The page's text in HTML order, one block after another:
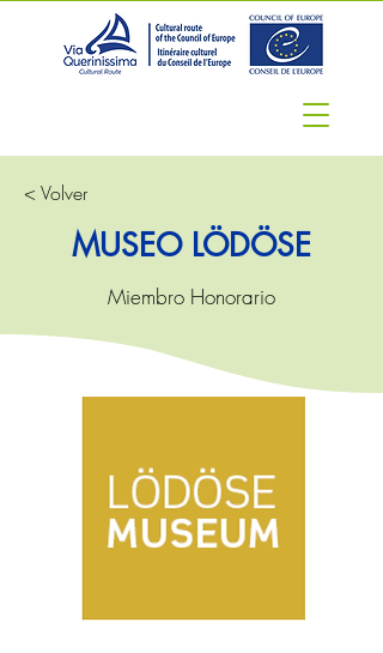
< Volver
MUSEO LÖDÖSE
Miembro Honorario